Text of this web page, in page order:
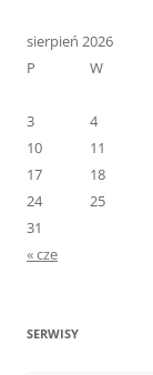
sierpień 2026
P
W
3
4
10
11
17
18
24
25
31
« cze
SERWISY